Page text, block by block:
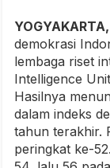
demokrasi
lembaga riset
Intelligence
Hasilnya
dalam indeks
tahun terakhir.
peringkat ke-